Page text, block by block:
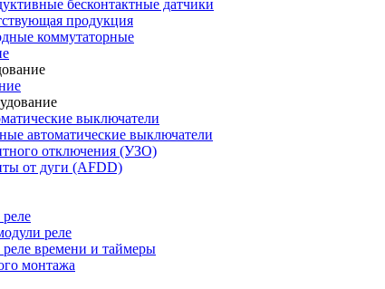
бесконтактные датчики
продукция
коммутаторные
выключатели
автоматические выключатели
отключения (УЗО)
от дуги (AFDD)
реле
времени и таймеры
монтажа